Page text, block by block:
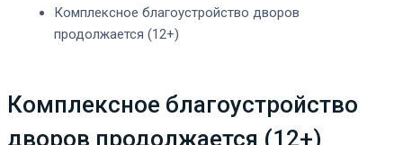
Комплексное благоустройство дворов
продолжается (12+)
Комплексное благоустройство
дворов продолжается (12+)